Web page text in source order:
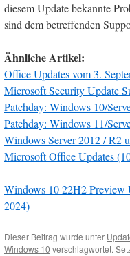
diesem Update bekannte
sind dem betreffenden
Ähnliche Artikel:
Office Updates vom 3.
Microsoft Security Update
Patchday: Windows 10/
Patchday: Windows 11/
Windows Server 2012 / R2
Microsoft Office Updates
Windows 10 22H2 Preview
2024)
Dieser Beitrag wurde unter
Windows 10 verschlagwortet.